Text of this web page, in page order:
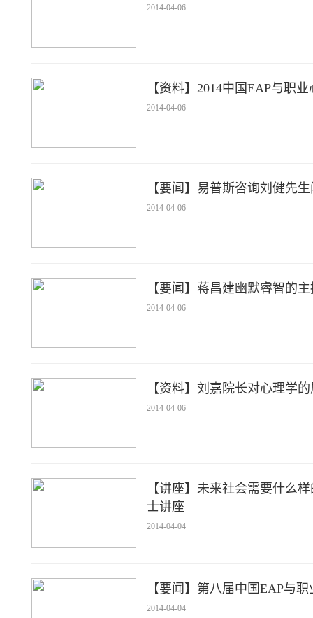
2014-04-06
【资料】2014中国EAP与职
2014-04-06
【要闻】易普斯咨询刘健先
2014-04-06
【要闻】蒋昌建幽默睿智的
2014-04-06
【资料】刘嘉院长对心理学
2014-04-06
【讲座】未来社会需要什么
士讲座
2014-04-04
【要闻】第八届中国EAP与
2014-04-04